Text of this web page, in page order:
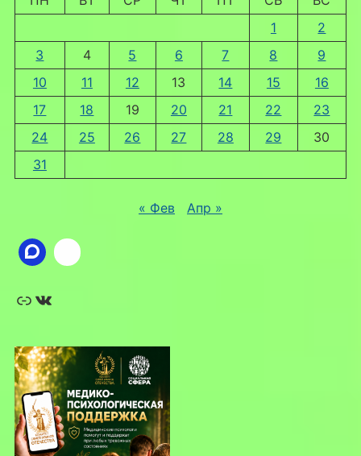
1
2
3
4 5 6 7 8
9
10
11 12 13 14 15
16
17
18 19 20 21 22
23
24
25 26 27 28 29
30
31
« Фев Апр »